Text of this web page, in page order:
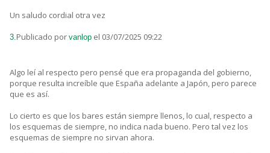
Un saludo cordial otra vez
3.Publicado por vanlop el 03/07/2025 09:22
Algo leí al respecto pero pensé que era propaganda del gobierno,
porque resulta increíble que España adelante a Japón, pero parece
que es así.
Lo cierto es que los bares están siempre llenos, lo cual, respecto a
los esquemas de siempre, no indica nada bueno. Pero tal vez los
esquemas de siempre no sirvan ahora.